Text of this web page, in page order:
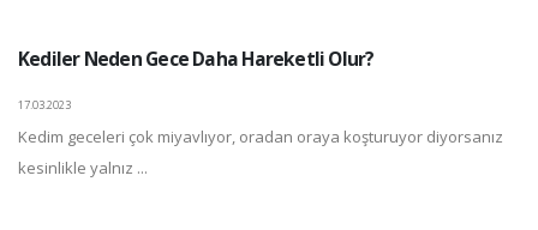
Kediler Neden Gece Daha Hareketli Olur?
17.03.2023
Kedim geceleri çok miyavlıyor, oradan oraya koşturuyor diyorsanız
kesinlikle yalnız ...